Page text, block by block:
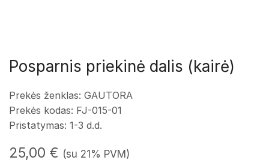
Posparnis priekinė dalis (kairė)
Prekės ženklas: GAUTORA
Prekės kodas: FJ-015-01
Pristatymas: 1-3 d.d.
25,00 € (su 21% PVM)